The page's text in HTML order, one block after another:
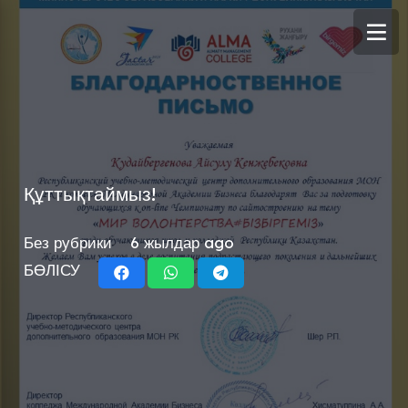
Құттықтаймыз!
Без рубрики
6 жылдар ago
БӨЛІСУ